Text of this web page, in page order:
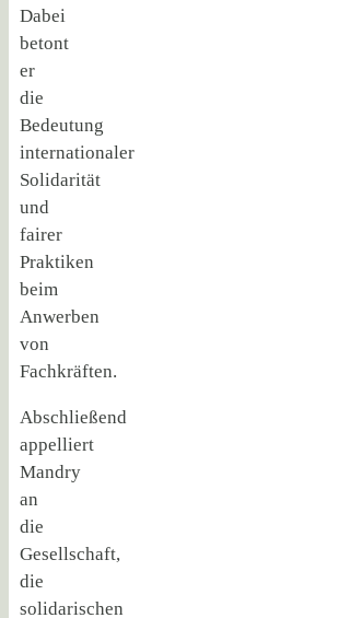
Dabei
betont
er
die
Bedeutung
internationaler
Solidarität
und
fairer
Praktiken
beim
Anwerben
von
Fachkräften.
Abschließend
appelliert
Mandry
an
die
Gesellschaft,
die
solidarischen